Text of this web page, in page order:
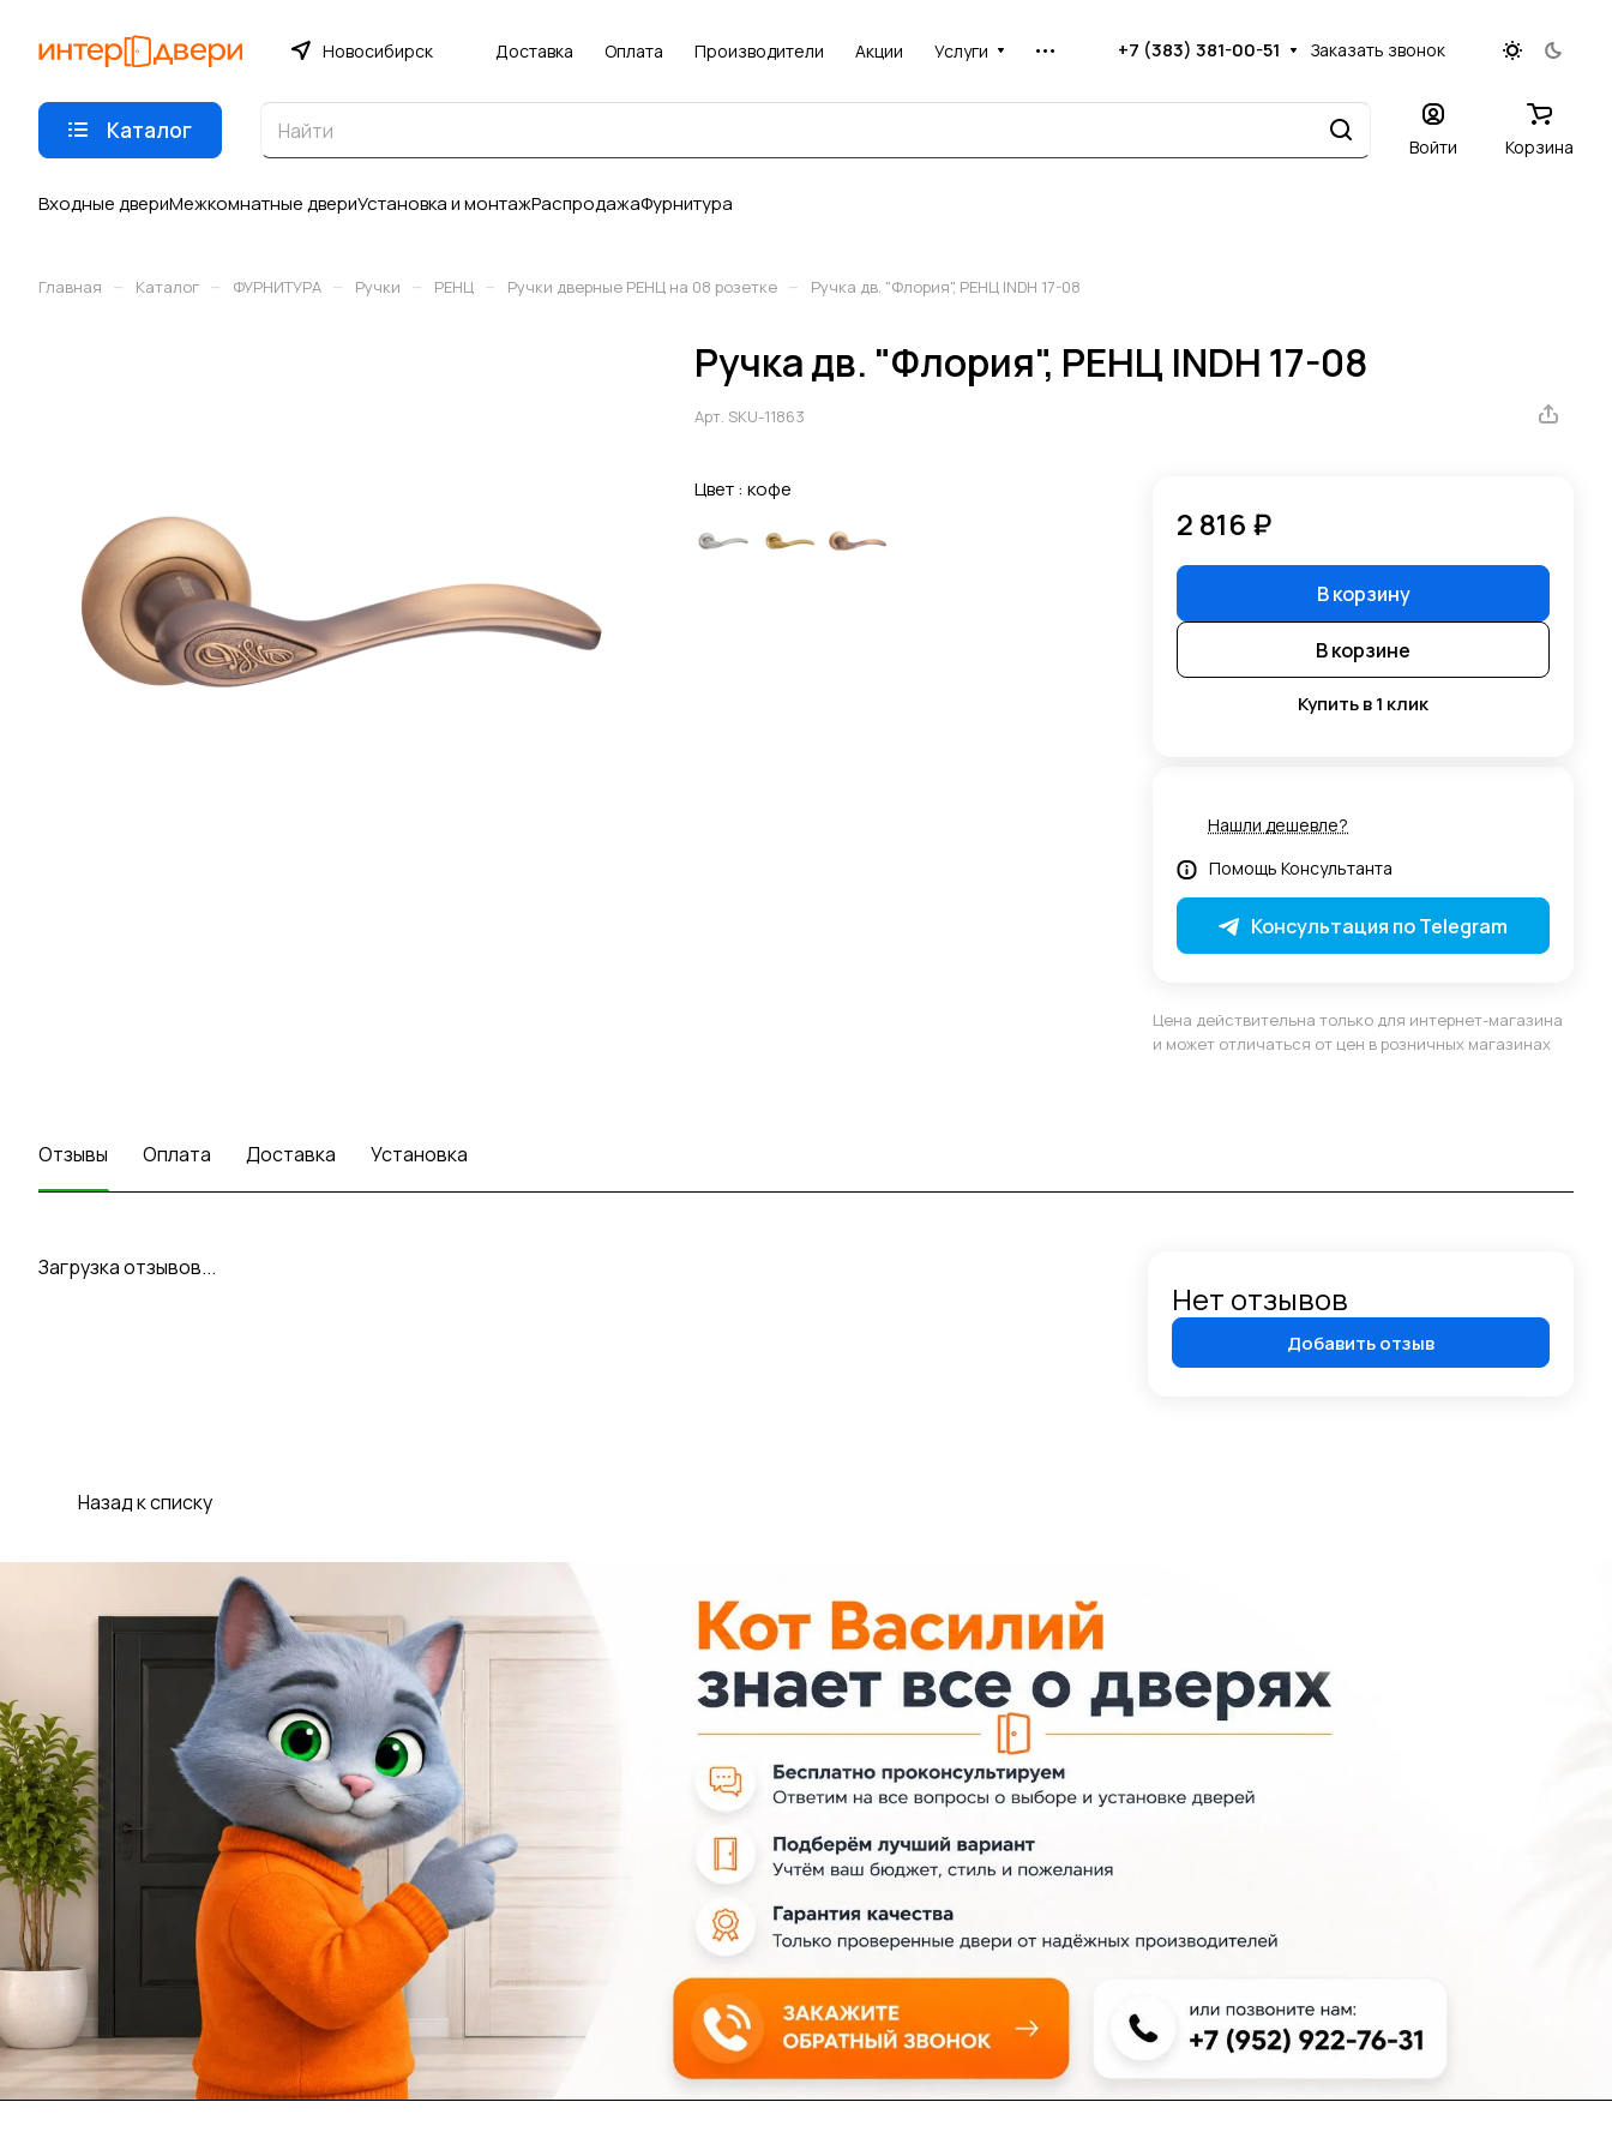
Новосибирск Доставка Оплата Производители Акции Услуги +7 (383) 381-00-51 Заказать звонок
Каталог
Войти Корзина
Входные двериМежкомнатные двериУстановка и монтажРаспродажаФурнитура
Главная – Каталог – ФУРНИТУРА – Ручки – РЕНЦ – Ручки дверные РЕНЦ на 08 розетке – Ручка дв. "Флория", РЕНЦ INDH 17-08
Ручка дв. "Флория", РЕНЦ INDH 17-08
Арт. SKU-11863
Цвет : кофе
2 816 ₽
В корзину
В корзине
Купить в 1 клик
Нашли дешевле?
Помощь Консультанта
Консультация по Telegram
Цена действительна только для интернет-магазина
и может отличаться от цен в розничных магазинах
Отзывы Оплата Доставка Установка
Загрузка отзывов...
Нет отзывов
Добавить отзыв
Назад к списку